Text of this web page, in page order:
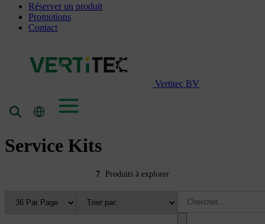
Réserver un produit
Promotions
Contact
Vertitec BV
Service Kits
7 Produits à explorer